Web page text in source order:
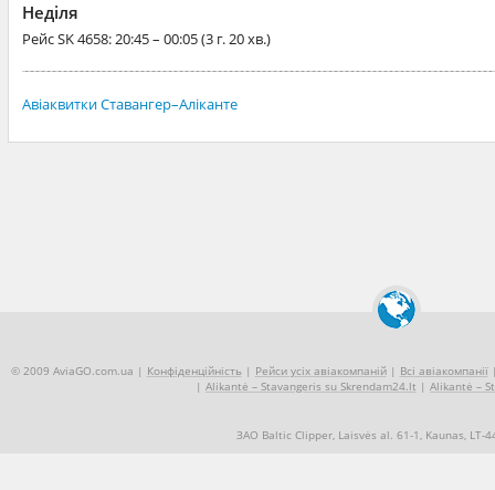
Неділя
РейсSK 4658: 20:45 – 00:05 (3 г. 20 хв.)
Авіаквитки Ставангер–Аліканте
© 2009 AviaGO.com.ua | Конфіденційність| Рейси усіх авіакомпаній| Всі авіакомпанії
| Alikantė – Stavangeris su Skrendam24.lt | Alikantė –
ЗАО Baltic Clipper, Laisvės al. 61-1, Kaunas, LT-